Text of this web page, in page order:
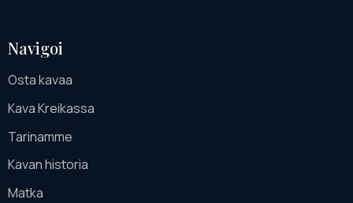
Navigoi
Osta kavaa
Kava Kreikassa
Tarinamme
Kavan historia
Matka